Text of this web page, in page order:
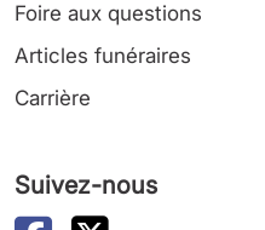
Foire aux questions
Articles funéraires
Carrière
Suivez-nous